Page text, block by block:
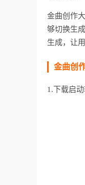
金曲创作
够切换生
生成，让
金曲创
1.下载启